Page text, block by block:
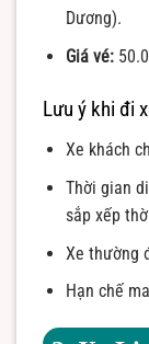
Dương).
Giá vé:
Lưu ý khi đi
Xe khách
Thời gian
sắp xếp
Xe thường
Hạn chế